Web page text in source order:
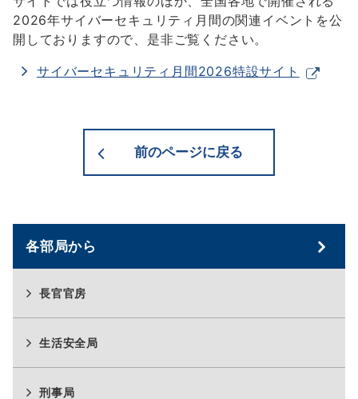
2026年サイバーセキュリティ月間の関連イベントを公
開しておりますので、是非ご覧ください。
サイバーセキュリティ月間2026特設サイト
前のページに戻る
各部局から
長官官房
生活安全局
刑事局